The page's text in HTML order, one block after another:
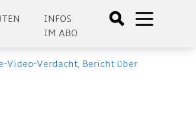
INFOS
IM ABO
Video-Verdacht, Bericht über